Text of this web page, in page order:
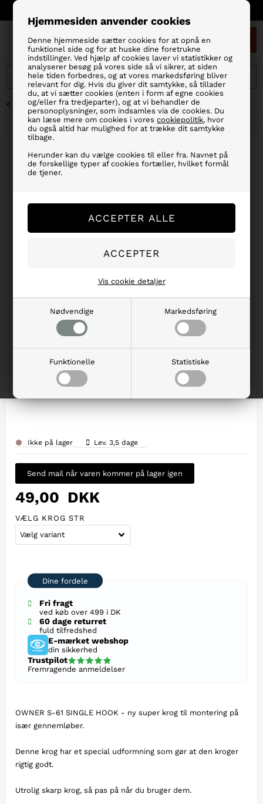
Hjemmesiden anvender cookies
Denne hjemmeside sætter cookies for at opnå en
funktionel side og for at huske dine foretrukne
indstillinger. Ved hjælp af cookies laver vi statistikker og
analyserer besøg på vores side så vi sikrer, at siden
hele tiden forbedres, og at vores markedsføring bliver
relevant for dig. Hvis du giver dit samtykke, så tillader
du, at vi sætter cookies (enten i form af egne cookies
og/eller fra tredjeparter), og at vi behandler de
personoplysninger, som indsamles via de cookies. Du
kan læse mere om cookies i vorescookiepolitik, hvor
du også altid har mulighed for at trække dit samtykke
tilbage.
Herunder kan du vælge cookies til eller fra. Navnet på
de forskellige typer af cookies fortæller, hvilket formål
de tjener.
Nødvendige Markedsføring
Funktionelle Statistiske
Vis cookie detaljer
FORSIDE»MÆRKER»OWNER FISKEGREJ
OWNER S-61 SINGLE HOOK
Ikke på lager Lev. 3,5 dage
Send mail når varen kommer på lager igen
49,00 DKK
VÆLG KROG STR
Dine fordele
Fri fragt
ved køb over 499 i DK
60 dage returret
fuld tilfredshed
E-mærket webshop
din sikkerhed
Trustpilot
Fremragende anmeldelser
OWNER S-61 SINGLE HOOK - ny super krog til montering på
især gennemløber.
Denne krog har et special udformning som gør at den kroger
rigtig godt.
Utrolig skarp krog, så pas på når du bruger dem.